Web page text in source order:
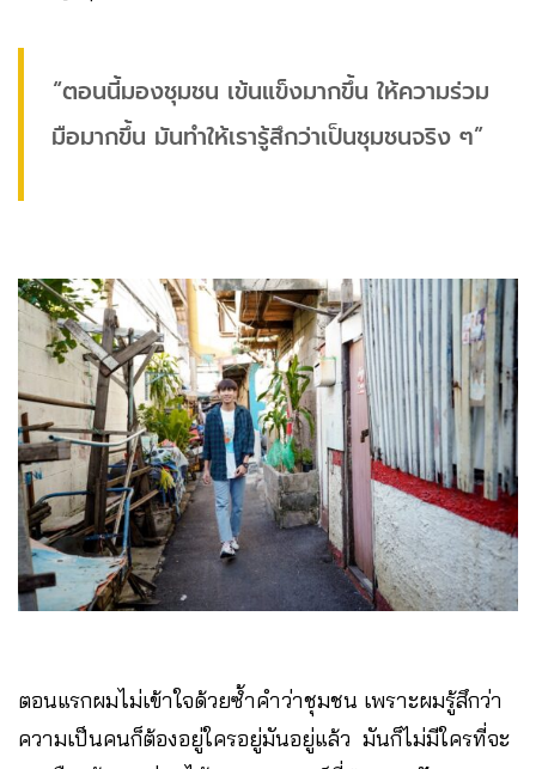
“ตอนนี้มองชุมชน เข้นแข็งมากขึ้น ให้ความร่วม
มือมากขึ้น มันทำให้เรารู้สึกว่าเป็นชุมชนจริง ๆ”​
ตอนแรกผมไม่เข้าใจด้วยซ้ำคำว่าชุมชน เพราะผมรู้สึกว่า
ความเป็นคนก็ต้องอยู่ใครอยู่มันอยู่แล้ว มันก็ไม่มีใครที่จะ